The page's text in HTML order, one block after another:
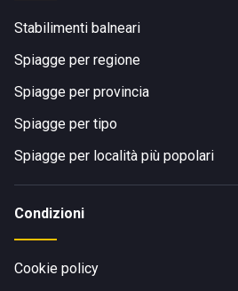
Stabilimenti balneari
Spiagge per regione
Spiagge per provincia
Spiagge per tipo
Spiagge per località più popolari
Condizioni
Cookie policy